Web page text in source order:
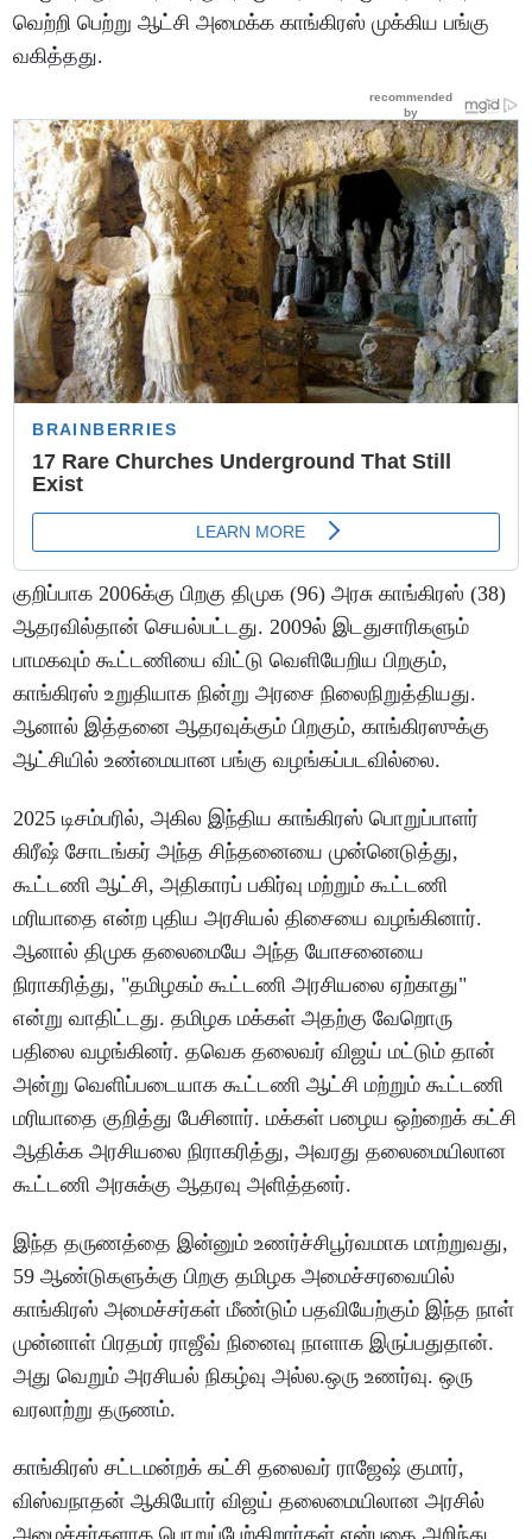
வெற்றி பெற்று ஆட்சி அமைக்க காங்கிரஸ் முக்கிய பங்கு
வகித்தது.
குறிப்பாக 2006க்கு பிறகு திமுக (96) அரசு காங்கிரஸ் (38)
ஆதரவில்தான் செயல்பட்டது. 2009ல் இடதுசாரிகளும்
பாமகவும் கூட்டணியை விட்டு வெளியேறிய பிறகும்,
காங்கிரஸ் உறுதியாக நின்று அரசை நிலைநிறுத்தியது.
ஆனால் இத்தனை ஆதரவுக்கும் பிறகும், காங்கிரஸுக்கு
ஆட்சியில் உண்மையான பங்கு வழங்கப்படவில்லை.
2025 டிசம்பரில், அகில இந்திய காங்கிரஸ் பொறுப்பாளர்
கிரீஷ் சோடங்கர் அந்த சிந்தனையை முன்னெடுத்து,
கூட்டணி ஆட்சி, அதிகாரப் பகிர்வு மற்றும் கூட்டணி
மரியாதை என்ற புதிய அரசியல் திசையை வழங்கினார்.
ஆனால் திமுக தலைமையே அந்த யோசனையை
நிராகரித்து, "தமிழகம் கூட்டணி அரசியலை ஏற்காது"
என்று வாதிட்டது. தமிழக மக்கள் அதற்கு வேறொரு
பதிலை வழங்கினர். தவெக தலைவர் விஜய் மட்டும் தான்
அன்று வெளிப்படையாக கூட்டணி ஆட்சி மற்றும் கூட்டணி
மரியாதை குறித்து பேசினார். மக்கள் பழைய ஒற்றைக் கட்சி
ஆதிக்க அரசியலை நிராகரித்து, அவரது தலைமையிலான
கூட்டணி அரசுக்கு ஆதரவு அளித்தனர்.
இந்த தருணத்தை இன்னும் உணர்ச்சிபூர்வமாக மாற்றுவது,
59 ஆண்டுகளுக்கு பிறகு தமிழக அமைச்சரவையில்
காங்கிரஸ் அமைச்சர்கள் மீண்டும் பதவியேற்கும் இந்த நாள்
முன்னாள் பிரதமர் ராஜீவ் நினைவு நாளாக இருப்பதுதான்.
அது வெறும் அரசியல் நிகழ்வு அல்ல.ஒரு உணர்வு. ஒரு
வரலாற்று தருணம்.
காங்கிரஸ் சட்டமன்றக் கட்சி தலைவர் ராஜேஷ் குமார்,
விஸ்வநாதன் ஆகியோர் விஜய் தலைமையிலான அரசில்